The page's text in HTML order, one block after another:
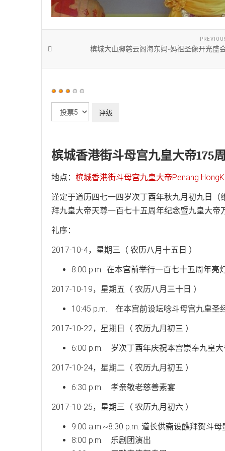
槟城大山脚慈云阁海东妈-妈祖圣像开光盛会
用
评
槟城香港街斗母宫九皇大帝175
地点： 槟城香港街斗母宫九皇大帝Penang
谨定于道历四七一四岁次丁酉年秋九月初九日
拜九皇大帝天尊一百七十五周年纪念暨九皇大帝
礼序：
2017-10-4，星期三（ 农历八月十五日 ）
8:00 p.m. 在本宫前举行一百七十五周年亮
2017-10-19，星期五（ 农历八月三十日 ）
10:45 p.m. 在本宫前设坛唸斗母宫九皇圣
2017-10-22，星期日（ 农历九月初三 ）
6:00 p.m. 岁次丁酉年庆祝本宫崇奉九皇
2017-10-24，星期二（ 农历九月初五 ）
6:30 p.m. 孝亲敬老慈善素宴
2017-10-25，星期三（ 农历九月初六 ）
9:00 a.m.~8:30 p.m. 道长供斋设醮拜贺斗
8:00 p.m. 乐剧团演出